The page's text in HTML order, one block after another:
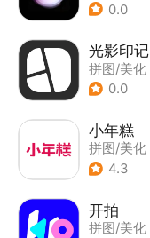
0.0
光影印记
拼图/美化
0.0
小年糕
拼图/美化
4.3
开拍
拼图/美化